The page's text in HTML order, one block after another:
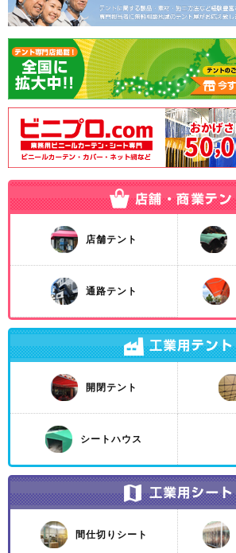
店舗テント
通路テント
開閉テント
シートハウス
間仕切りシート